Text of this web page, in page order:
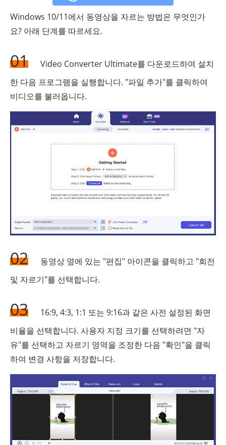
Windows 10/11에서 동영상을 자르는 방법은 무엇인가
요? 아래 단계를 따르세요.
01
Video Converter Ultimate를 다운로드하여 설치
한 다음 프로그램을 실행합니다. "파일 추가"를 클릭하여
비디오를 불러옵니다.
02
동영상 옆에 있는 "편집" 아이콘을 클릭하고 "회전
및 자르기"를 선택합니다.
03
16:9, 4:3, 1:1 또는 9:16과 같은 사전 설정된 화면
비율을 선택합니다. 사용자 지정 크기를 선택하려면 "자
유"를 선택하고 자르기 영역을 조정한 다음 "확인"을 클릭
하여 변경 사항을 저장합니다.